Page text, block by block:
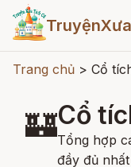
Trang chủ > Cổ
🏰Cổ
Tổng hợp
đầy đủ